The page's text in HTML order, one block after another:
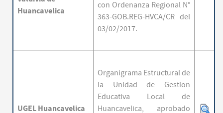
Huancavelica
con Ordenanza Regional N°
363-GOB.REG-HVCA/CR del
03/02/2017.
UGEL Huancavelica
Organigrama Estructural de
la Unidad de Gestion
Educativa Local de
Huancavelica, aprobado